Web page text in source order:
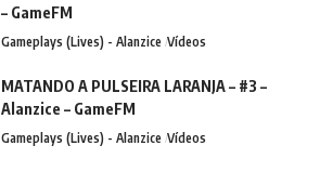
– GameFM
Gameplays (Lives) - Alanzice Vídeos
MATANDO A PULSEIRA LARANJA – #3 –
Alanzice – GameFM
Gameplays (Lives) - Alanzice Vídeos